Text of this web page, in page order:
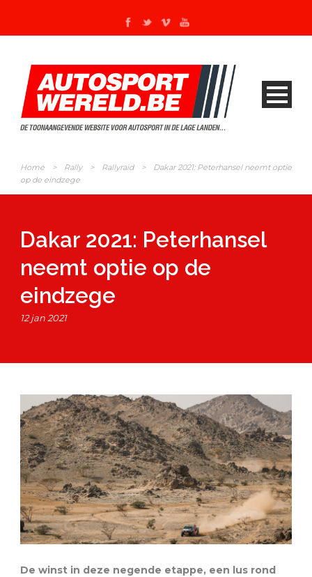
Home > Rally > Rallyraid >
Dakar 2021: Peterhansel neemt optie
op de eindzege
Dakar 2021: Peterhansel
neemt optie op de
eindzege
12 jan 2021
De winst in deze negende etappe, een lus rond